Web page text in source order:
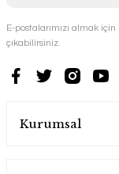
E-postalarımızı almak
çıkabilirsiniz.
Kurumsal